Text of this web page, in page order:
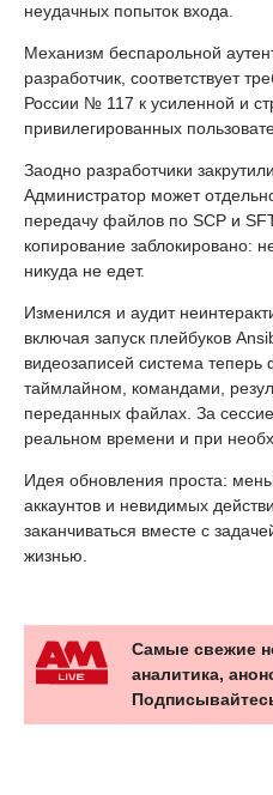
неудачных попыток входа.
Механизм беспарольной
разработчик, соответствует
России № 117 к усиленной и
привилегированных
Заодно разработчики
Администратор может
передачу файлов по SCP и
копирование заблокировано:
никуда не едет.
Изменился и аудит
включая запуск плейбуков
видеозаписей система теперь
таймлайном, командами,
переданных файлах. За
реальном времени и при
Идея обновления проста:
аккаунтов и невидимых
заканчиваться вместе с
жизнью.
Самые свежие
аналитика,